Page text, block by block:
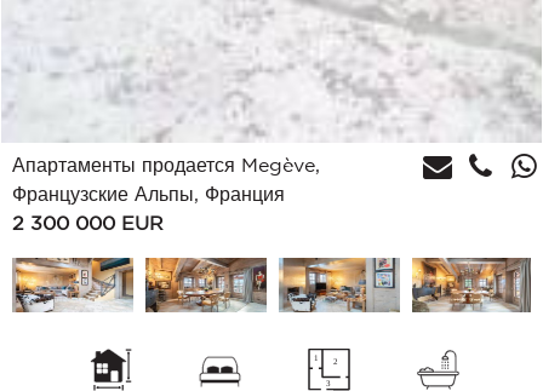
Апартаменты продается Megève,
Французские Альпы, Франция
2 300 000 EUR